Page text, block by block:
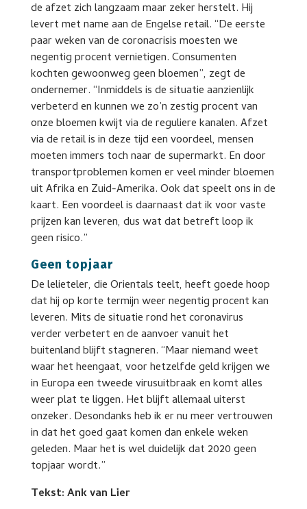
de afzet zich langzaam maar zeker herstelt. Hij
levert met name aan de Engelse retail. “De eerste
paar weken van de coronacrisis moesten we
negentig procent vernietigen. Consumenten
kochten gewoonweg geen bloemen”, zegt de
ondernemer. “Inmiddels is de situatie aanzienlijk
verbeterd en kunnen we zo’n zestig procent van
onze bloemen kwijt via de reguliere kanalen. Afzet
via de retail is in deze tijd een voordeel, mensen
moeten immers toch naar de supermarkt. En door
transportproblemen komen er veel minder bloemen
uit Afrika en Zuid-Amerika. Ook dat speelt ons in de
kaart. Een voordeel is daarnaast dat ik voor vaste
prijzen kan leveren, dus wat dat betreft loop ik
geen risico.”
Geen topjaar
De lelieteler, die Orientals teelt, heeft goede hoop
dat hij op korte termijn weer negentig procent kan
leveren. Mits de situatie rond het coronavirus
verder verbetert en de aanvoer vanuit het
buitenland blijft stagneren. “Maar niemand weet
waar het heengaat, voor hetzelfde geld krijgen we
in Europa een tweede virusuitbraak en komt alles
weer plat te liggen. Het blijft allemaal uiterst
onzeker. Desondanks heb ik er nu meer vertrouwen
in dat het goed gaat komen dan enkele weken
geleden. Maar het is wel duidelijk dat 2020 geen
topjaar wordt.”
Tekst: Ank van Lier